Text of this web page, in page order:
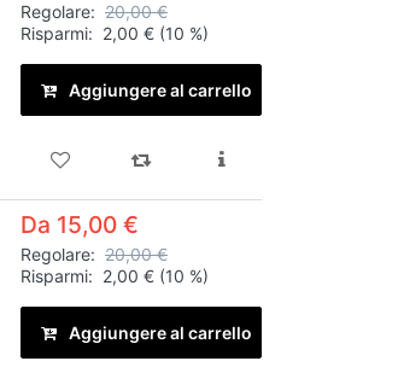
Regolare: 20,00 €
Risparmi: 2,00 € (10 %)
Aggiungere al carrello
Da 15,00 €
Regolare: 20,00 €
Risparmi: 2,00 € (10 %)
Aggiungere al carrello